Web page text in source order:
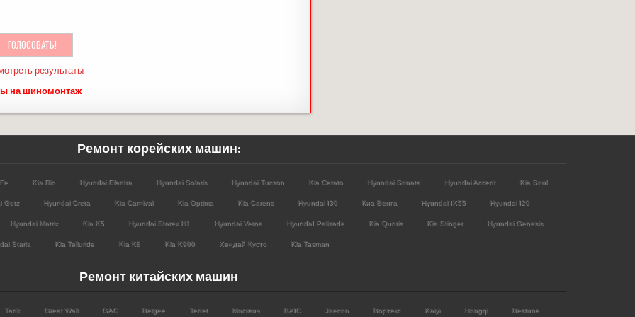
результаты
на шиномонтаж
Ремонт корейских машин:
Kia Rio Hyundai Elantra Hyundai Solaris Hyundai Tucson Kia Cerato Hyundai Sonata Hyundai Accent Kia Soul
Getz Hyundai Creta Kia Carnival Kia Optima Kia Carens Hyundai I30 Киа Венга Hyundai IX55 Hyundai I20
Hyundai Matrix Kia K5 Hyundai Starex H1 Hyundai Verna HyundaI Palisade Kia Quoris Kia Stinger Hyundai Genesis
Staria Kia Telluride Kia K8 Kia K900 Хендай Кусто Kia Tasman
Ремонт китайских машин
Tank Great Wall GAC Belgee Tenet Москвич BAIC Jaecoo Вортекс Kaiyi Hongqi Bestune